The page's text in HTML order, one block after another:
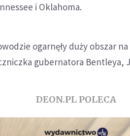
i Oklahoma.
ogarnęły duży obszar
gubernatora Bentleya,
DEON.PL POLECA